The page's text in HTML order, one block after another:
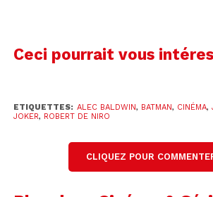
Ceci pourrait vous
ETIQUETTES: ALEC BALDWIN, BATMAN, CINÉMA,
JOKER, ROBERT DE NIRO
CLIQUEZ POUR